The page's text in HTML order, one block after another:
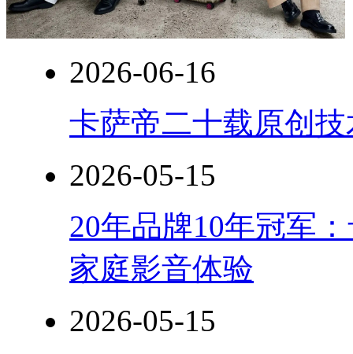
2026-06-16
卡萨帝二十载原创
2026-05-15
20年品牌10年冠军
家庭影音体验
2026-05-15